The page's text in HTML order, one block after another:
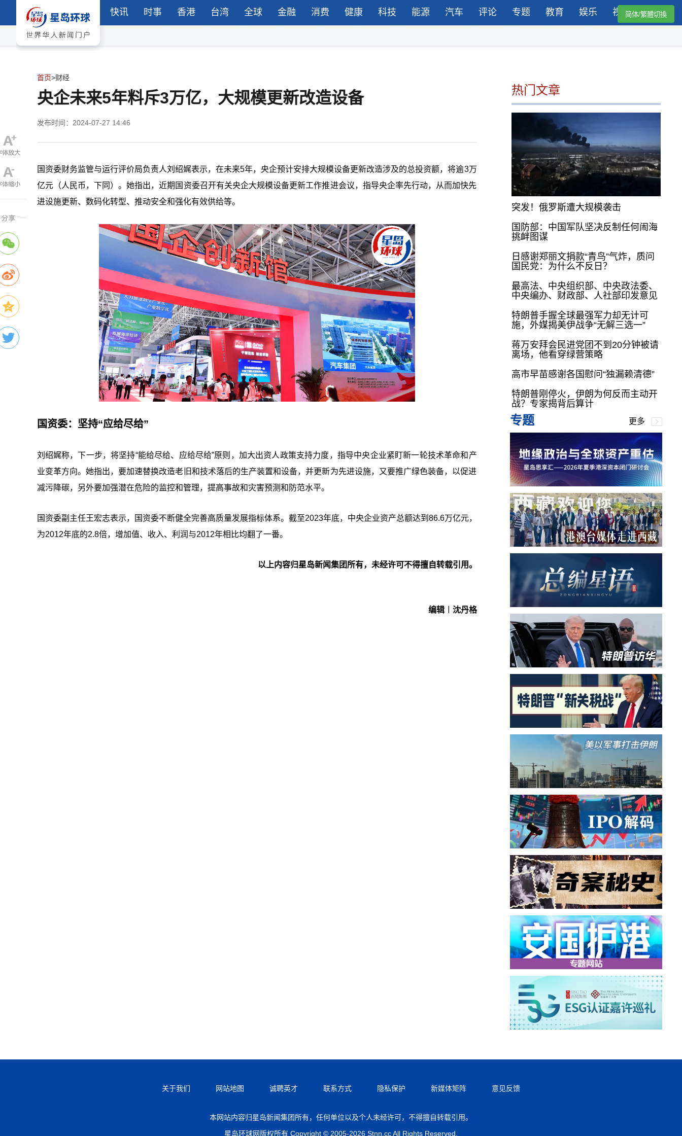
快讯 时事 香港 台湾 全球 金融 消费 健康 科技 能源 汽车 评论 专题 教育 娱乐 视频简体/繁體切換
首页>财经
央企未来5年料斥3万亿，大规模更新改造设备
发布时间：2024-07-27 14:46
国资委财务监管与运行评价局负责人刘绍娓表示，在未来5年，央企预计安排大规模设备更新改造涉及的总投资额，将逾3万
亿元（人民币，下同）。她指出，近期国资委召开有关央企大规模设备更新工作推进会议，指导央企率先行动，从而加快先
进设施更新、数码化转型、推动安全和强化有效供给等。
国资委：坚持“应给尽给”
刘绍娓称，下一步，将坚持“能给尽给、应给尽给”原则，加大出资人政策支持力度，指导中央企业紧盯新一轮技术革命和产
业变革方向。她指出，要加速替换改造老旧和技术落后的生产装置和设备，并更新为先进设施，又要推广绿色装备，以促进
减污降碳，另外要加强潜在危险的监控和管理，提高事故和灾害预测和防范水平。
国资委副主任王宏志表示，国资委不断健全完善高质量发展指标体系。截至2023年底，中央企业资产总额达到86.6万亿元，
为2012年底的2.8倍，增加值、收入、利润与2012年相比均翻了一番。
以上内容归星岛新闻集团所有，未经许可不得擅自转载引用。
编辑︱沈丹格
热门文章
突发！俄罗斯遭大规模袭击
国防部：中国军队坚决反制任何闹海
挑衅图谋
日感谢郑丽文捐款“青鸟”气炸，质问
国民党：为什么不反日？
最高法、中央组织部、中央政法委、
中央编办、财政部、人社部印发意见
特朗普手握全球最强军力却无计可
施，外媒揭美伊战争“无解三选一”
蒋万安拜会民进党团不到20分钟被请
离场，他看穿绿营策略
高市早苗感谢各国慰问“独漏赖清德”
特朗普刚停火，伊朗为何反而主动开
战？专家揭背后算计
专题 更多
关于我们 网站地图 诚聘英才 联系方式 隐私保护 新媒体矩阵 意见反馈
本网站内容归星岛新闻集团所有，任何单位以及个人未经许可，不得擅自转载引用。
星岛环球网版权所有 Copyright © 2005-2026 Stnn.cc All Rights Reserved.